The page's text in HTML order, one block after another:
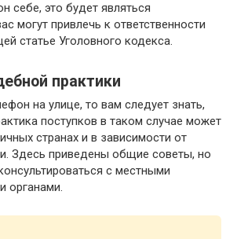
себе, это будет являться
могут привлечь к ответственности
статье Уголовного кодекса.
практики
на улице, то вам следует знать,
поступков в таком случае может
странах и в зависимости от
Здесь приведены общие советы, но
с местными
органами.